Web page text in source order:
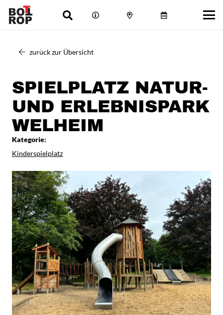
zurück zur Übersicht
SPIELPLATZ NATUR-
UND ERLEBNISPARK
WELHEIM
Kategorie:
Kinderspielplatz